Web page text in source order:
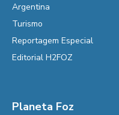
Argentina
Turismo
Reportagem Especial
Editorial H2FOZ
Planeta Foz